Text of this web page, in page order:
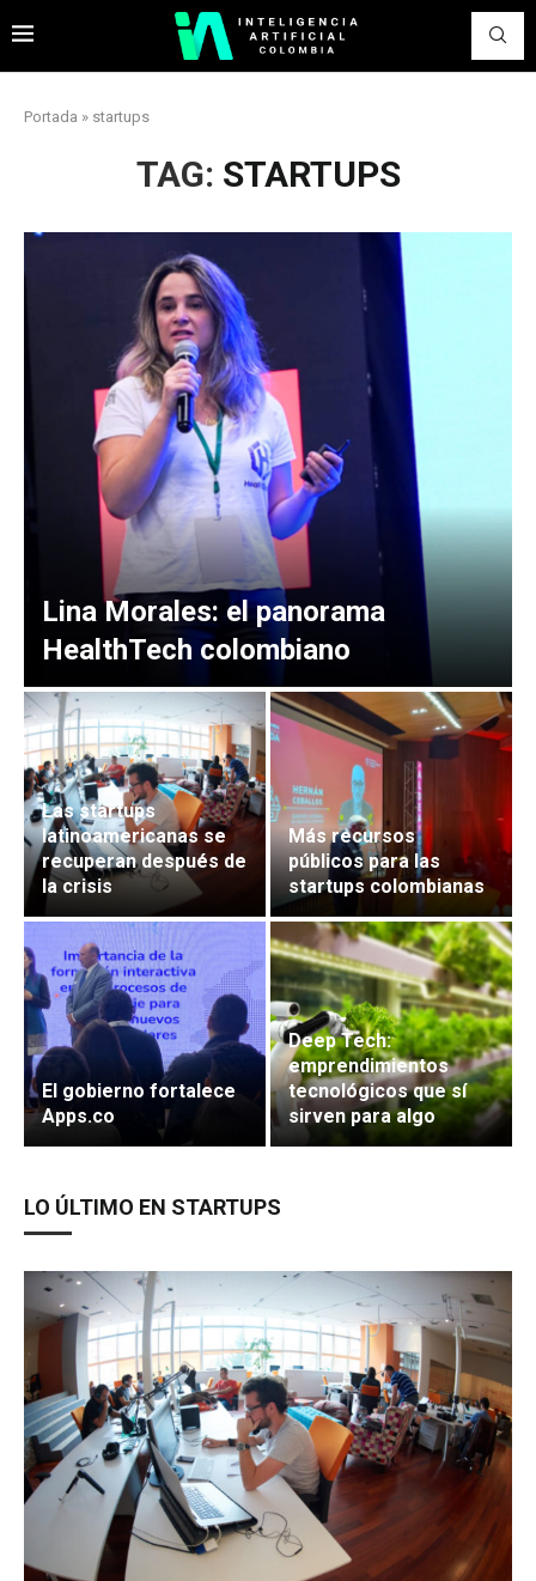
Portada » startups
TAG: STARTUPS
Lina Morales: el panorama
HealthTech colombiano
Las startups
latinoamericanas se
recuperan después de
la crisis
Más recursos
públicos para las
startups colombianas
El gobierno fortalece
Apps.co
Deep Tech:
emprendimientos
tecnológicos que sí
sirven para algo
LO ÚLTIMO EN STARTUPS